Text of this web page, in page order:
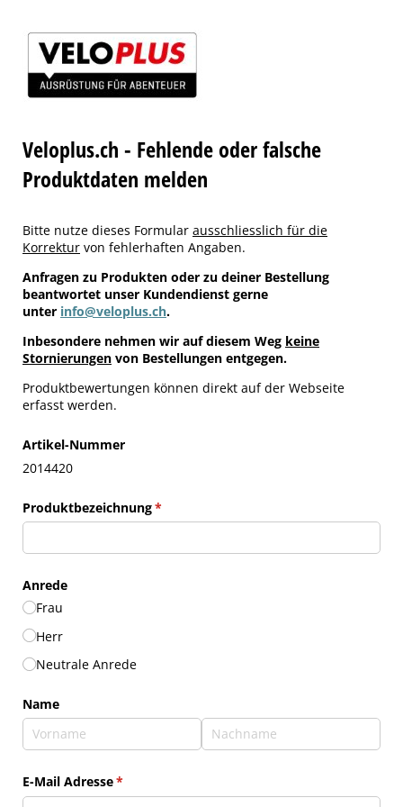
Veloplus.ch - Fehlende oder falsche
Produktdaten melden
Bitte nutze dieses Formular ausschliesslich für die
Korrektur von fehlerhaften Angaben.
Anfragen zu Produkten oder zu deiner Bestellung
beantwortet unser Kundendienst gerne
unter info@veloplus.ch.
Inbesondere nehmen wir auf diesem Weg keine
Stornierungen von Bestellungen entgegen.
Produktbewertungen können direkt auf der Webseite
erfasst werden.
Artikel-Nummer
2014420
Produktbezeichnung*
(erforderlich)
Anrede
Frau
Herr
Neutrale Anrede
Name
E-Mail Adresse*
(erforderlich)